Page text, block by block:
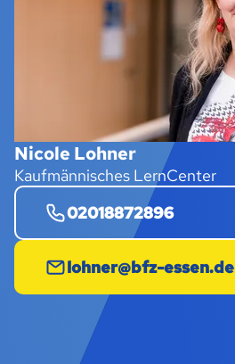
Nicole Lohner
Kaufmännisches LernCenter
02018872896
lohner@bfz-essen.de